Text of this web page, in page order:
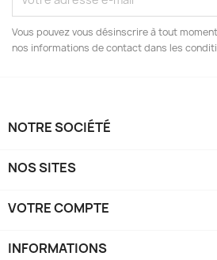
Vous pouvez vous désinscrire à tout
nos informations de contact dans les
NOTRE SOCIÉTÉ
NOS SITES
VOTRE COMPTE
INFORMATIONS